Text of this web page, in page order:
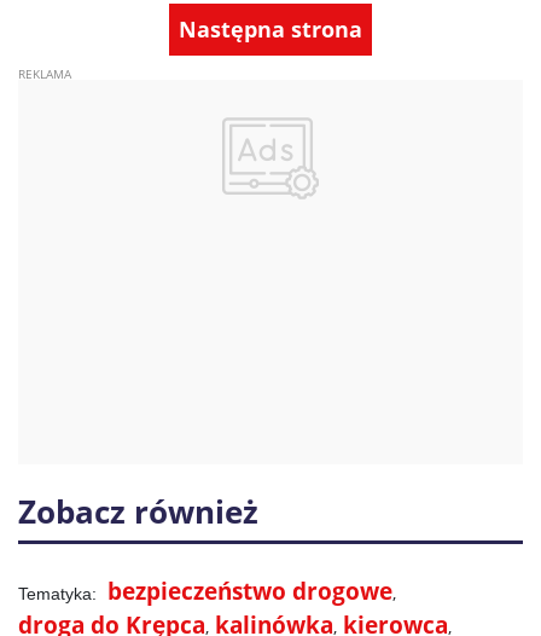
Następna strona
Zobacz również
bezpieczeństwo drogowe
droga do Krępca kalinówka kierowca